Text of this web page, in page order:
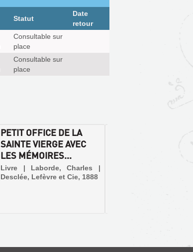
Statut
Date
retour
Consultable sur
place
Consultable sur
place
PETIT OFFICE DE LA
SAINTE VIERGE AVEC
LES MÉMOIRES...
Livre | Laborde, Charles |
Desclée, Lefèvre et Cie, 1888